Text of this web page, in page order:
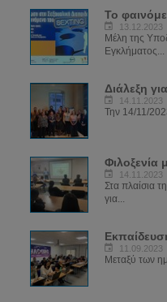
Το
13.12.2023
Μέλη της
Εγκλήματος...
14.11.2023
Την 14/11/
14.11.2023
Στα πλαίσια
για...
11.09.2023
Μεταξύ των